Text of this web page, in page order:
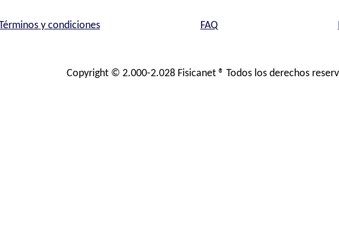
Términos y condiciones FAQ
Copyright © 2.000-2.028 Fisicanet ® Todos los derechos